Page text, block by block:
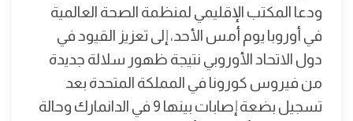
ودعا المكتب الإقليمي لمنظمة الصحة العالمية
في أوروبا يوم أمس الأحد، إلى تعزيز القيود في
دول الاتحاد الأوروبي نتيجة ظهور سلالة جديدة
من فيروس كورونا في المملكة المتحدة بعد
تسجيل بضعة إصابات بينها 9 في الدانمارك وحالة